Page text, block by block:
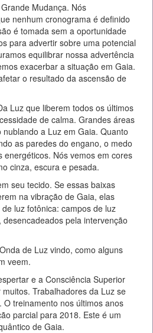
Mudança. Nós
nenhum cronograma é definido
é tomada sem a oportunidade
para advertir sobre uma potencial
equilibrar nossa advertência
exacerbar a situação em Gaia.
o resultado da ascensão de
Luz que liberem todos os últimos
de calma. Grandes áreas
a Luz em Gaia. Quanto
as paredes do engano, o medo
energéticos. Nós vemos em cores
cinza, escura e pesada.
seu tecido. Se essas baixas
na vibração de Gaia, elas
luz fotônica: campos de luz
pela intervenção
de Luz vindo, como alguns
veem.
e a Consciência Superior
Trabalhadores da Luz se
treinamento nos últimos anos
parcial para 2018. Este é um
de Gaia.